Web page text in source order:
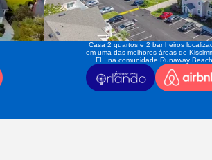
Casa 2 quartos e 2 banheiros
em uma das melhores áreas de
FL, na comunidade Runaway Beach.